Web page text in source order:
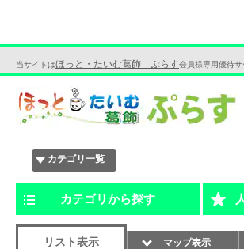
当サイトはほっと・たいむ葛飾 ぷらす会員様専用優待サ
カテゴリ一覧
カテゴリから探す
リスト表示 マップ表示